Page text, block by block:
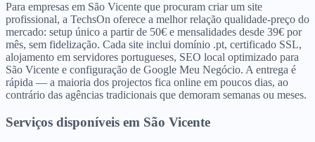
Para empresas em São Vicente que procuram criar um site
profissional, a TechsOn oferece a melhor relação qualidade-preço do
mercado: setup único a partir de 50€ e mensalidades desde 39€ por
mês, sem fidelização. Cada site inclui domínio .pt, certificado SSL,
alojamento em servidores portugueses, SEO local optimizado para
São Vicente e configuração de Google Meu Negócio. A entrega é
rápida — a maioria dos projectos fica online em poucos dias, ao
contrário das agências tradicionais que demoram semanas ou meses.
Serviços disponíveis em São Vicente